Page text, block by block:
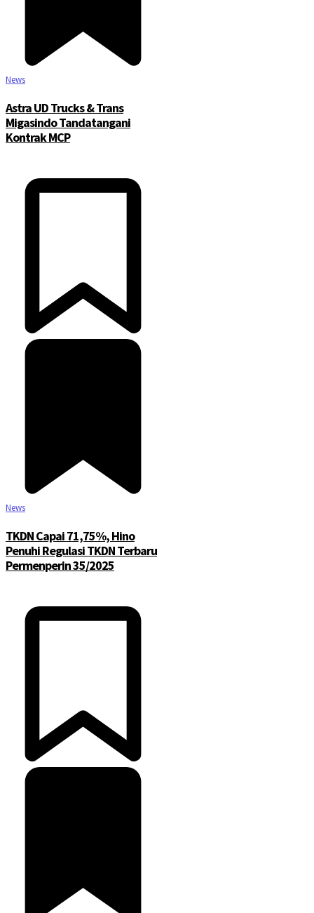
News
Astra UD Trucks & Trans
Migasindo Tandatangani
Kontrak MCP
News
TKDN Capai 71,75%, Hino
Penuhi Regulasi TKDN Terbaru
Permenperin 35/2025